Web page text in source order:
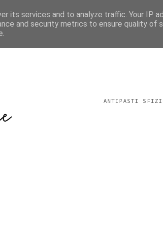
ANTIPASTI
its services and to analyze traffic. Your IP
and security metrics to ensure quality of